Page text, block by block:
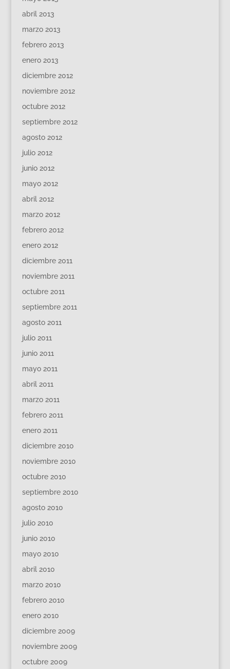
abril 2013
marzo 2013
febrero 2013
enero 2013
diciembre 2012
noviembre 2012
octubre 2012
septiembre 2012
agosto 2012
julio 2012
junio 2012
mayo 2012
abril 2012
marzo 2012
febrero 2012
enero 2012
diciembre 2011
noviembre 2011
octubre 2011
septiembre 2011
agosto 2011
julio 2011
junio 2011
mayo 2011
abril 2011
marzo 2011
febrero 2011
enero 2011
diciembre 2010
noviembre 2010
octubre 2010
septiembre 2010
agosto 2010
julio 2010
junio 2010
mayo 2010
abril 2010
marzo 2010
febrero 2010
enero 2010
diciembre 2009
noviembre 2009
octubre 2009